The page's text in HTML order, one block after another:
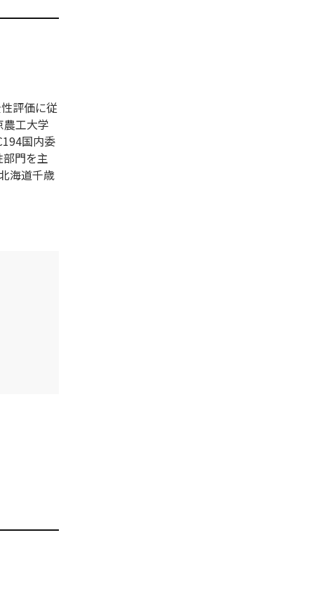
評価に従
工大学
国内委
門を主
海道千歳